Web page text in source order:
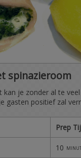
spinazieroom
kan je zonder al te
gasten positief zal
Prep
10